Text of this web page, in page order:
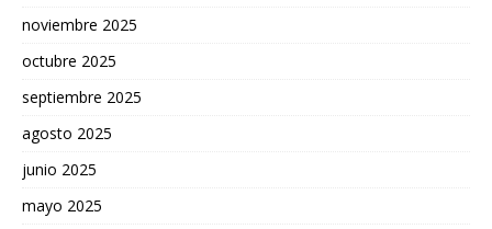
noviembre 2025
octubre 2025
septiembre 2025
agosto 2025
junio 2025
mayo 2025